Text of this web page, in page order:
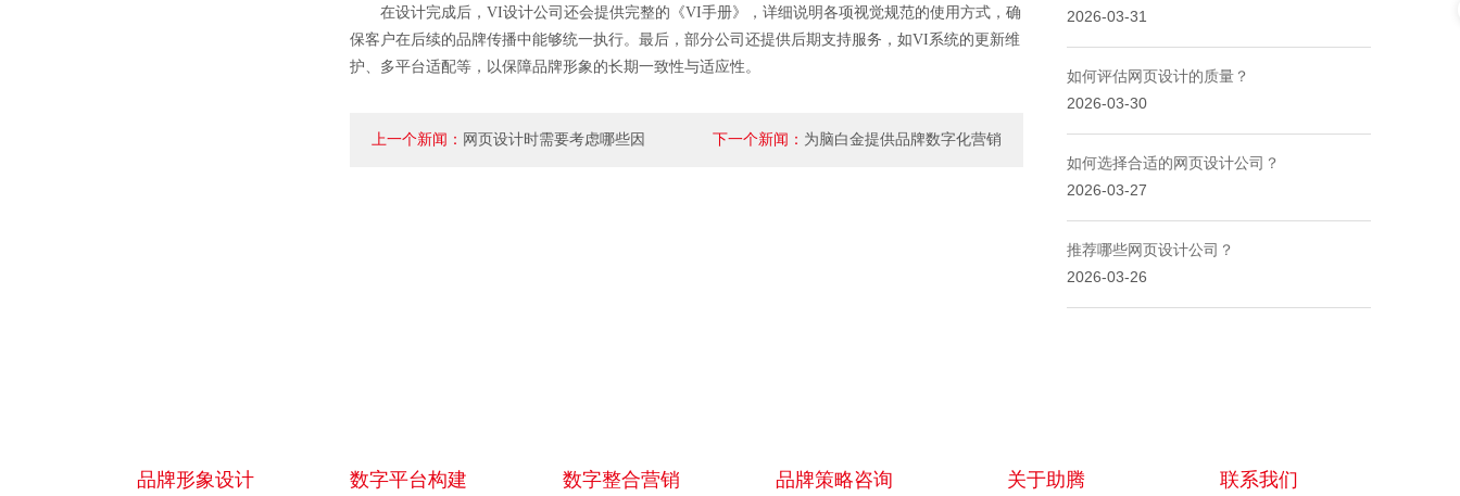
在设计完成后，VI设计公司还会提供完整的《VI手册》，详细说明各项视觉规范的使用方式，确
保客户在后续的品牌传播中能够统一执行。最后，部分公司还提供后期支持服务，如VI系统的更新维
护、多平台适配等，以保障品牌形象的长期一致性与适应性。
上一个新闻： 网页设计时需要考虑哪些因 下一个新闻： 为脑白金提供品牌数字化营销
2026-03-31
如何评估网页设计的质量？
2026-03-30
如何选择合适的网页设计公司？
2026-03-27
推荐哪些网页设计公司？
2026-03-26
品牌形象设计 数字平台构建 数字整合营销 品牌策略咨询 关于助腾 联系我们